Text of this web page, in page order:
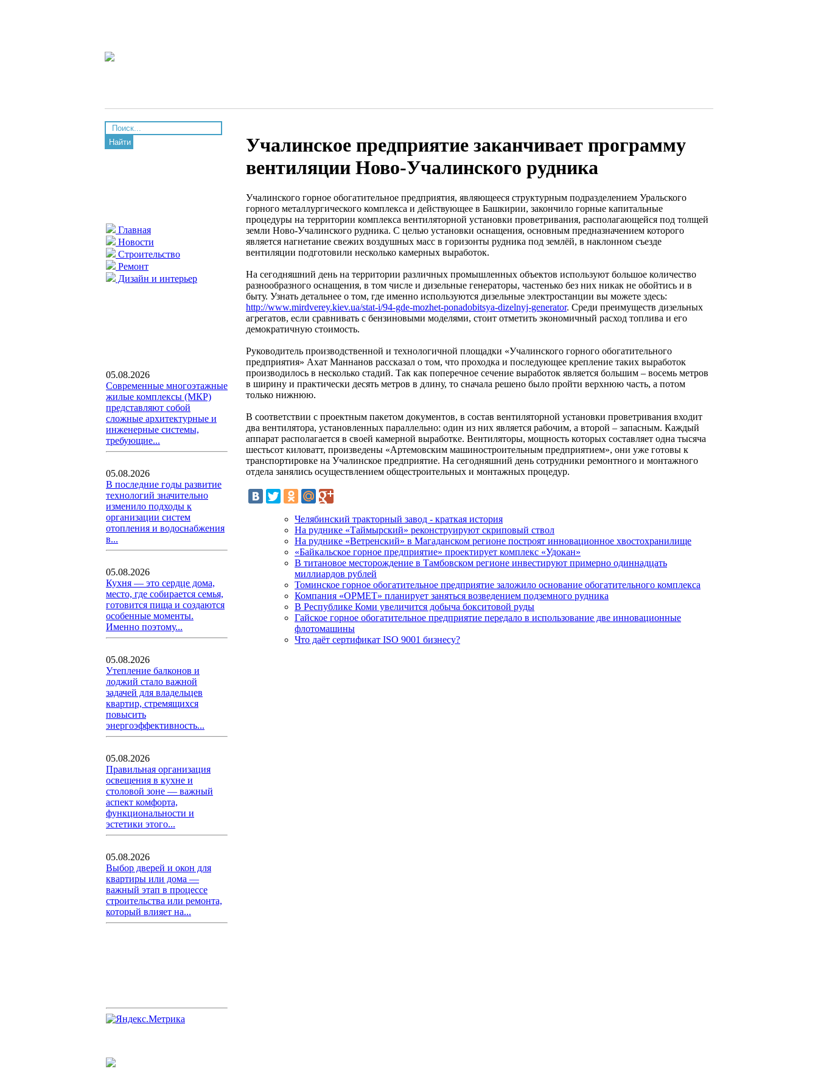
Найти
Главная
Новости
Строительство
Ремонт
Дизайн и интерьер
05.08.2026
Современные многоэтажные
жилые комплексы (МКР)
представляют собой
сложные архитектурные и
инженерные системы,
требующие...
05.08.2026
В последние годы развитие
технологий значительно
изменило подходы к
организации систем
отопления и водоснабжения
в...
05.08.2026
Кухня — это сердце дома,
место, где собирается семья,
готовится пища и создаются
особенные моменты.
Именно поэтому...
05.08.2026
Утепление балконов и
лоджий стало важной
задачей для владельцев
квартир, стремящихся
повысить
энергоэффективность...
05.08.2026
Правильная организация
освещения в кухне и
столовой зоне — важный
аспект комфорта,
функциональности и
эстетики этого...
05.08.2026
Выбор дверей и окон для
квартиры или дома —
важный этап в процессе
строительства или ремонта,
который влияет на...
Учалинское предприятие заканчивает программу
вентиляции Ново-Учалинского рудника
Учалинского горное обогатительное предприятия, являющееся структурным подразделением Уральского
горного металлургического комплекса и действующее в Башкирии, закончило горные капитальные
процедуры на территории комплекса вентиляторной установки проветривания, располагающейся под толщей
земли Ново-Учалинского рудника. С целью установки оснащения, основным предназначением которого
является нагнетание свежих воздушных масс в горизонты рудника под землёй, в наклонном съезде
вентиляции подготовили несколько камерных выработок.
На сегодняшний день на территории различных промышленных объектов используют большое количество
разнообразного оснащения, в том числе и дизельные генераторы, частенько без них никак не обойтись и в
быту. Узнать детальнее о том, где именно используются дизельные электростанции вы можете здесь:
http://www.mirdverey.kiev.ua/stat-i/94-gde-mozhet-ponadobitsya-dizelnyj-generator. Среди преимуществ дизельных
агрегатов, если сравнивать с бензиновыми моделями, стоит отметить экономичный расход топлива и его
демократичную стоимость.
Руководитель производственной и технологичной площадки «Учалинского горного обогатительного
предприятия» Ахат Маннанов рассказал о том, что проходка и последующее крепление таких выработок
производилось в несколько стадий. Так как поперечное сечение выработок является большим – восемь метров
в ширину и практически десять метров в длину, то сначала решено было пройти верхнюю часть, а потом
только нижнюю.
В соответствии с проектным пакетом документов, в состав вентиляторной установки проветривания входит
два вентилятора, установленных параллельно: один из них является рабочим, а второй – запасным. Каждый
аппарат располагается в своей камерной выработке. Вентиляторы, мощность которых составляет одна тысяча
шестьсот киловатт, произведены «Артемовским машиностроительным предприятием», они уже готовы к
транспортировке на Учалинское предприятие. На сегодняшний день сотрудники ремонтного и монтажного
отдела занялись осуществлением общестроительных и монтажных процедур.
Челябинский тракторный завод - краткая история
На руднике «Таймырский» реконструируют скриповый ствол
На руднике «Ветренский» в Магаданском регионе построят инновационное хвостохранилище
«Байкальское горное предприятие» проектирует комплекс «Удокан»
В титановое месторождение в Тамбовском регионе инвестируют примерно одиннадцать
миллиардов рублей
Томинское горное обогатительное предприятие заложило основание обогатительного комплекса
Компания «ОРМЕТ» планирует заняться возведением подземного рудника
В Республике Коми увеличится добыча бокситовой руды
Гайское горное обогатительное предприятие передало в использование две инновационные
флотомашины
Что даёт сертификат ISO 9001 бизнесу?